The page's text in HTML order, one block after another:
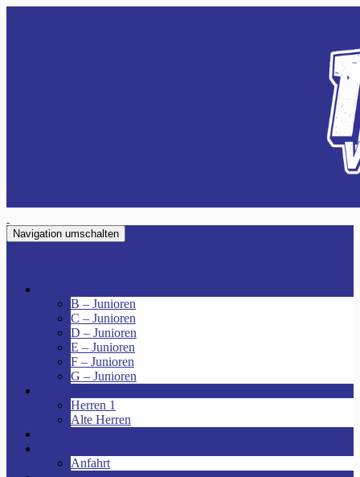
Navigation umschalten
B – Junioren
C – Junioren
D – Junioren
E – Junioren
F – Junioren
G – Junioren
Herren 1
Alte Herren
Anfahrt